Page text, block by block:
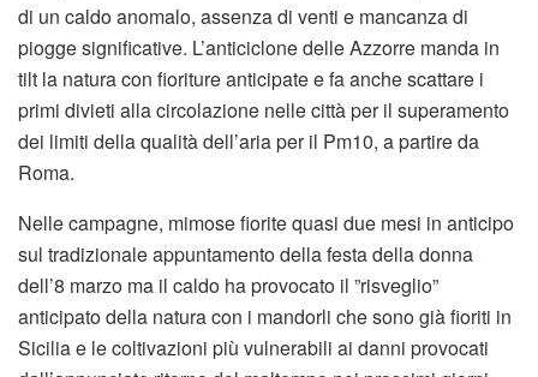
di un caldo anomalo, assenza di venti e mancanza di
piogge significative. L’anticiclone delle Azzorre manda in
tilt la natura con fioriture anticipate e fa anche scattare i
primi divieti alla circolazione nelle città per il superamento
dei limiti della qualità dell’aria per il Pm10, a partire da
Roma.
Nelle campagne, mimose fiorite quasi due mesi in anticipo
sul tradizionale appuntamento della festa della donna
dell’8 marzo ma il caldo ha provocato il ”risveglio”
anticipato della natura con i mandorli che sono già fioriti in
Sicilia e le coltivazioni più vulnerabili ai danni provocati